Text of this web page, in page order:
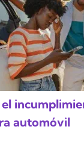
automóvil